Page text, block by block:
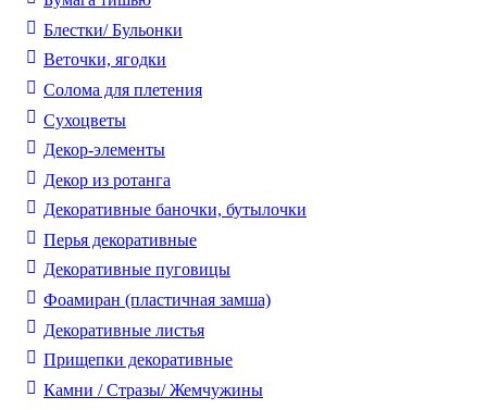
Блестки/ Бульонки
Веточки, ягодки
Солома для плетения
Cухоцветы
Декор-элементы
Декор из ротанга
Декоративные баночки, бутылочки
Перья декоративные
Декоративные пуговицы
Фоамиран (пластичная замша)
Декоративные листья
Прищепки декоративные
Камни / Cтразы/ Жемчужины